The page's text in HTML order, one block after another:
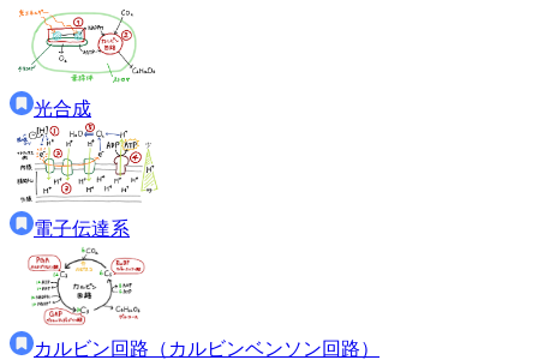
光合成
電子伝達系
カルビン回路（カルビンベンソン回路）